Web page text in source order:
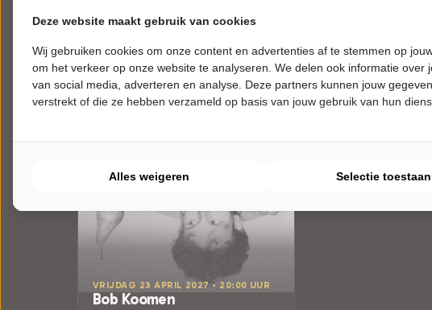
VRIJDAG 23 APRIL 2027 • 20:00 UUR
Bob Koomen
Deze website maakt gebruik van cookies
Wij gebruiken cookies om onze content en advertenties af te stemmen op
om het verkeer op onze website te analyseren. We delen ook informatie
van social media, adverteren en analyse. Deze partners kunnen jouw
verstrekt of die ze hebben verzameld op basis van jouw gebruik van hun
Alles weigeren Selectie toestaan